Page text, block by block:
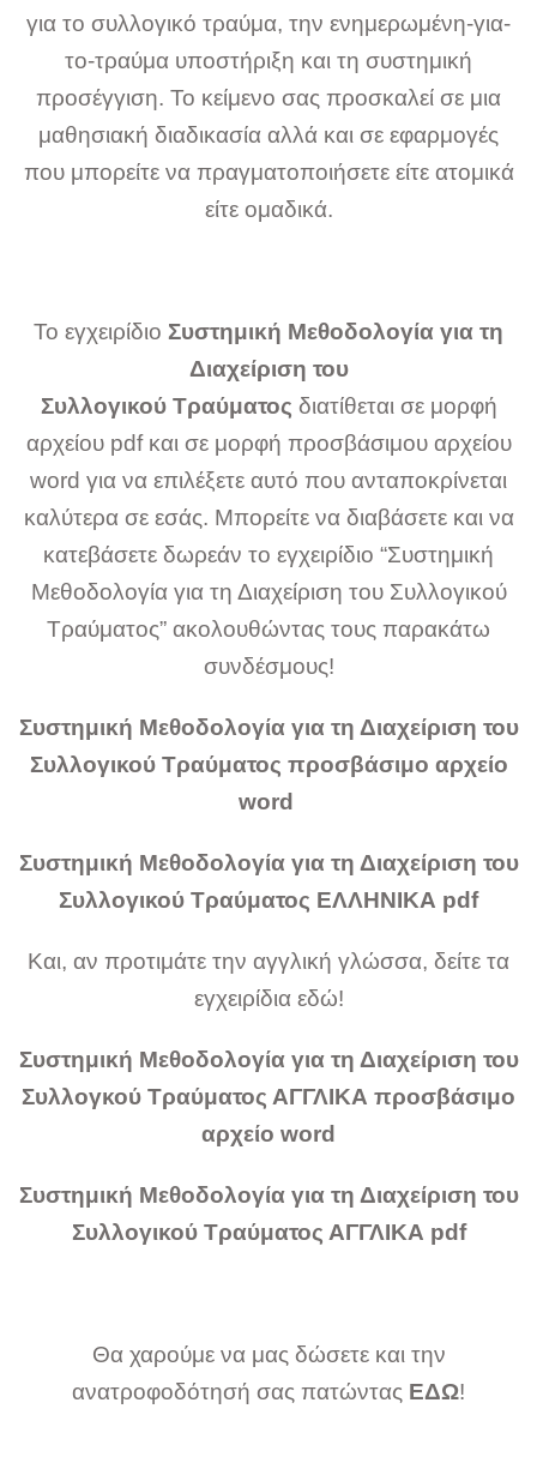
για το συλλογικό τραύμα, την ενημερωμένη-για-
το-τραύμα υποστήριξη και τη συστημική
προσέγγιση. Το κείμενο σας προσκαλεί σε μια
μαθησιακή διαδικασία αλλά και σε εφαρμογές
που μπορείτε να πραγματοποιήσετε είτε ατομικά
είτε ομαδικά.
Το εγχειρίδιο Συστημική Μεθοδολογία για τη
Διαχείριση του
Συλλογικού Τραύματος διατίθεται σε μορφή
αρχείου pdf και σε μορφή προσβάσιμου αρχείου
word για να επιλέξετε αυτό που ανταποκρίνεται
καλύτερα σε εσάς. Μπορείτε να διαβάσετε και να
κατεβάσετε δωρεάν το εγχειρίδιο “Συστημική
Μεθοδολογία για τη Διαχείριση του Συλλογικού
Τραύματος” ακολουθώντας τους παρακάτω
συνδέσμους!
Συστημική Μεθοδολογία για τη Διαχείριση του
Συλλογικού Τραύματος προσβάσιμο αρχείο
word
Συστημική Μεθοδολογία για τη Διαχείριση του
Συλλογικού Τραύματος ΕΛΛΗΝΙΚΑ pdf
Και, αν προτιμάτε την αγγλική γλώσσα, δείτε τα
εγχειρίδια εδώ!
Συστημική Μεθοδολογία για τη Διαχείριση του
Συλλογκού Τραύματος ΑΓΓΛΙΚΑ προσβάσιμο
αρχείο word
Συστημική Μεθοδολογία για τη Διαχείριση του
Συλλογικού Τραύματος ΑΓΓΛΙΚΑ pdf
Θα χαρούμε να μας δώσετε και την
ανατροφοδότησή σας πατώντας ΕΔΩ!